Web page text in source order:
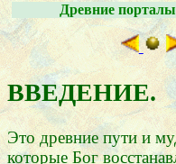
Древние порталы
ВВЕДЕНИЕ.
Это древние пути и
которые Бог